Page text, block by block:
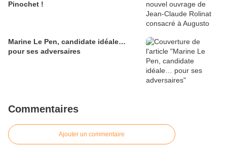
Pinochet !
Marine Le Pen, candidate idéale…
pour ses adversaires
Commentaires
Ajouter un commentaire